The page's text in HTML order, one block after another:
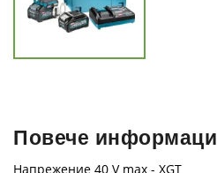
Повече
Напрежение 40 V max - XGT